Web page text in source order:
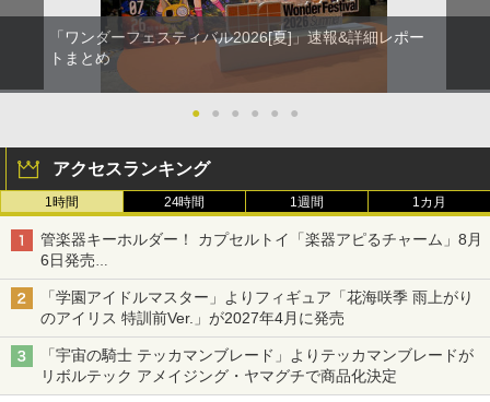
「ワンダーフェスティバル2026[夏]」速報&詳細レポー
トまとめ
● ● ● ● ● ●
アクセスランキング
1時間 24時間 1週間 1カ月
管楽器キーホルダー！ カプセルトイ「楽器アピるチャーム」8月
6日発売
チューバ、テナサクなど5種各3色
「学園アイドルマスター」よりフィギュア「花海咲季 雨上がり
のアイリス 特訓前Ver.」が2027年4月に発売
「宇宙の騎士 テッカマンブレード」よりテッカマンブレードが
リボルテック アメイジング・ヤマグチで商品化決定